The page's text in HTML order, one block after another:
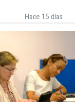
Hace 15 días